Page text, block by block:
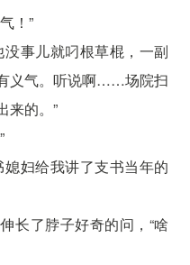
！”
事儿就叼根草棍，一副
义气。听说啊……场院扫
来的。”
妇给我讲了支书当年的
长了脖子好奇的问，“啥